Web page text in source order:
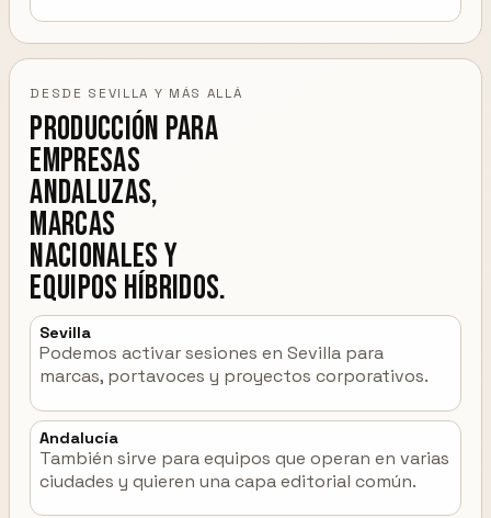
DESDE SEVILLA Y MÁS ALLÁ
Producción para
empresas
andaluzas,
marcas
nacionales y
equipos híbridos.
Sevilla
Podemos activar sesiones en Sevilla para
marcas, portavoces y proyectos corporativos.
Andalucía
También sirve para equipos que operan en varias
ciudades y quieren una capa editorial común.